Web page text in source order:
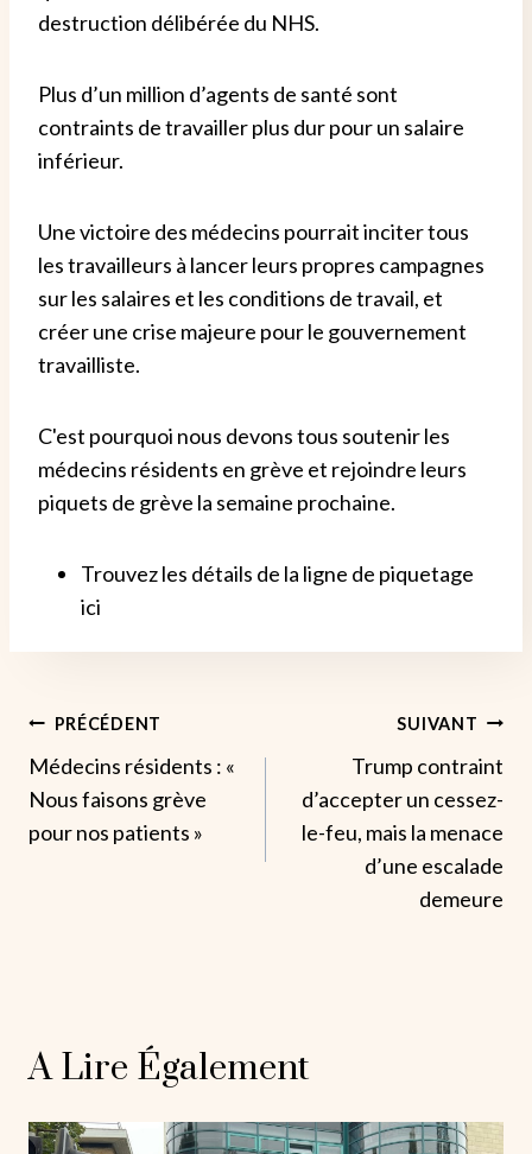
destruction délibérée du NHS.
Plus d’un million d’agents de santé sont
contraints de travailler plus dur pour un salaire
inférieur.
Une victoire des médecins pourrait inciter tous
les travailleurs à lancer leurs propres campagnes
sur les salaires et les conditions de travail, et
créer une crise majeure pour le gouvernement
travailliste.
C'est pourquoi nous devons tous soutenir les
médecins résidents en grève et rejoindre leurs
piquets de grève la semaine prochaine.
Trouvez les détails de la ligne de piquetage
ici
Navigation
De
L’article
PRÉCÉDENT
Médecins résidents : «
Nous faisons grève
pour nos patients »
SUIVANT
Trump contraint
d’accepter un cessez-
le-feu, mais la menace
d’une escalade
demeure
A Lire Également